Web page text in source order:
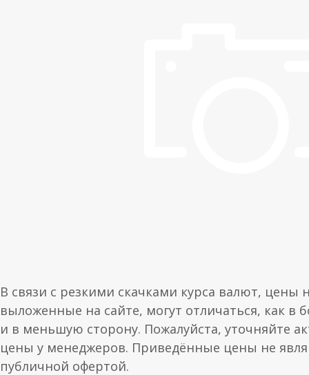
В связи с резкими скачками курса валют, цены
выложенные на сайте, могут отличаться, как в
и в меньшую сторону. Пожалуйста, уточняйте
цены у менеджеров. Приведённые цены не
публичной офертой.